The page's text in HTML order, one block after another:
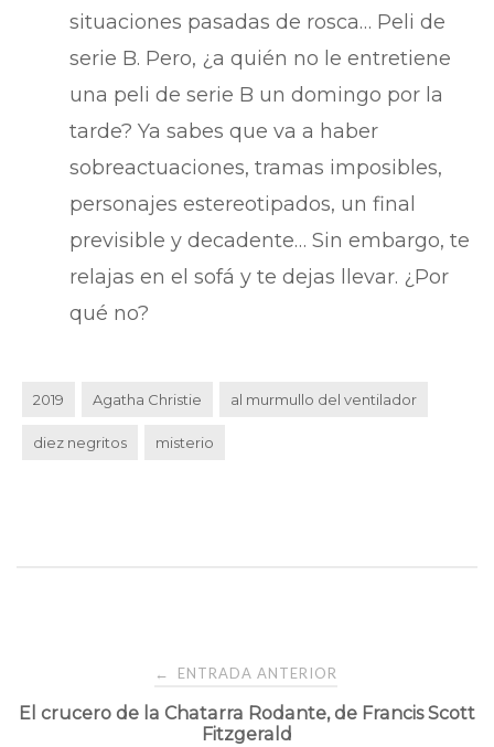
situaciones pasadas de rosca… Peli de
serie B. Pero, ¿a quién no le entretiene
una peli de serie B un domingo por la
tarde? Ya sabes que va a haber
sobreactuaciones, tramas imposibles,
personajes estereotipados, un final
previsible y decadente… Sin embargo, te
relajas en el sofá y te dejas llevar. ¿Por
qué no?
2019 Agatha Christie al murmullo del ventilador
diez negritos misterio
Navegación
de
← ENTRADA ANTERIOR
El crucero de la Chatarra Rodante, de Francis Scott
Fitzgerald